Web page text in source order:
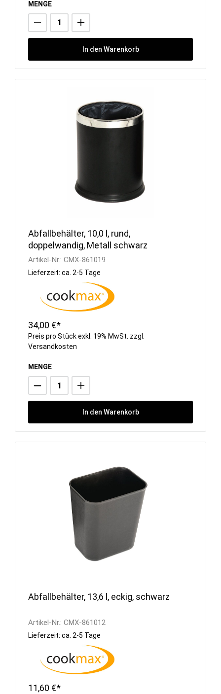
MENGE
In den Warenkorb
Abfallbehälter, 10,0 l, rund,
doppelwandig, Metall schwarz
Artikel-Nr.: CMX-861019
Lieferzeit: ca. 2-5 Tage
34,00 €*
Preis pro Stück exkl. 19% MwSt. zzgl.
Versandkosten
MENGE
In den Warenkorb
Abfallbehälter, 13,6 l, eckig, schwarz
Artikel-Nr.: CMX-861012
Lieferzeit: ca. 2-5 Tage
11,60 €*